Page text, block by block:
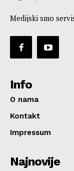
Medijski smo
Info
O nama
Kontakt
Impressum
Najnovije